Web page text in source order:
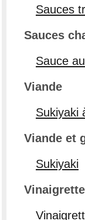
Sauces
Sauces
Sauce
Viande
Sukiyaki
Viande et
Sukiyaki
Vinaigrette